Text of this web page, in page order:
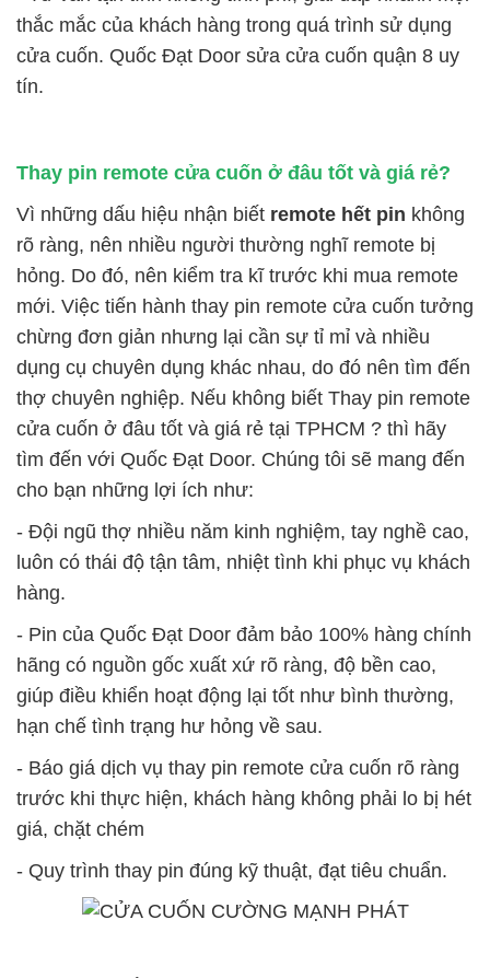
thắc mắc của khách hàng trong quá trình sử dụng
cửa cuốn. Quốc Đạt Door sửa cửa cuốn quận 8 uy
tín.
Thay pin remote cửa cuốn ở đâu tốt và giá rẻ?
Vì những dấu hiệu nhận biết remote hết pin không
rõ ràng, nên nhiều người thường nghĩ remote bị
hỏng. Do đó, nên kiểm tra kĩ trước khi mua remote
mới. Việc tiến hành thay pin remote cửa cuốn tưởng
chừng đơn giản nhưng lại cần sự tỉ mỉ và nhiều
dụng cụ chuyên dụng khác nhau, do đó nên tìm đến
thợ chuyên nghiệp. Nếu không biết Thay pin remote
cửa cuốn ở đâu tốt và giá rẻ tại TPHCM ? thì hãy
tìm đến với Quốc Đạt Door. Chúng tôi sẽ mang đến
cho bạn những lợi ích như:
- Đội ngũ thợ nhiều năm kinh nghiệm, tay nghề cao,
luôn có thái độ tận tâm, nhiệt tình khi phục vụ khách
hàng.
- Pin của Quốc Đạt Door đảm bảo 100% hàng chính
hãng có nguồn gốc xuất xứ rõ ràng, độ bền cao,
giúp điều khiển hoạt động lại tốt như bình thường,
hạn chế tình trạng hư hỏng về sau.
- Báo giá dịch vụ thay pin remote cửa cuốn rõ ràng
trước khi thực hiện, khách hàng không phải lo bị hét
giá, chặt chém
- Quy trình thay pin đúng kỹ thuật, đạt tiêu chuẩn.